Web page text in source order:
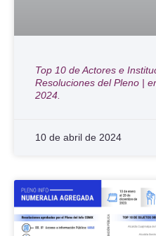
Top 10 de Actores e
Resoluciones del Pleno |
2024.
10 de abril de 2024